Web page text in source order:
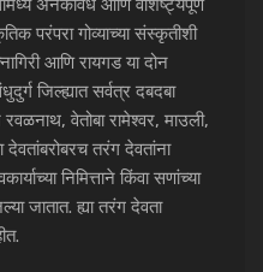
अनेकविध आणि वैशिष्ट्यपूर्ण
परंपरा गोव्याच्या संस्कृतीशी
आणि रायगड या दोन
जिल्ह्यात सर्वत्र दबदबा
वेतोबा रामेश्वर, माउली,
देवतांबरोबरच तरंग देवतांना
निमित्ताने किंवा सणांच्या
जातात. ह्या तरंग देवता